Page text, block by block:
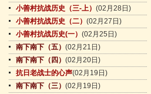
小善村抗战历史（三-上） (02月28日)
小善村抗战历史（二） (02月27日)
小善村抗战历史(一） (02月25日)
南下南下（五） (02月21日)
南下南下（四） (02月20日)
抗日老战士的心声(02月19日)
南下南下（三） (02月19日)